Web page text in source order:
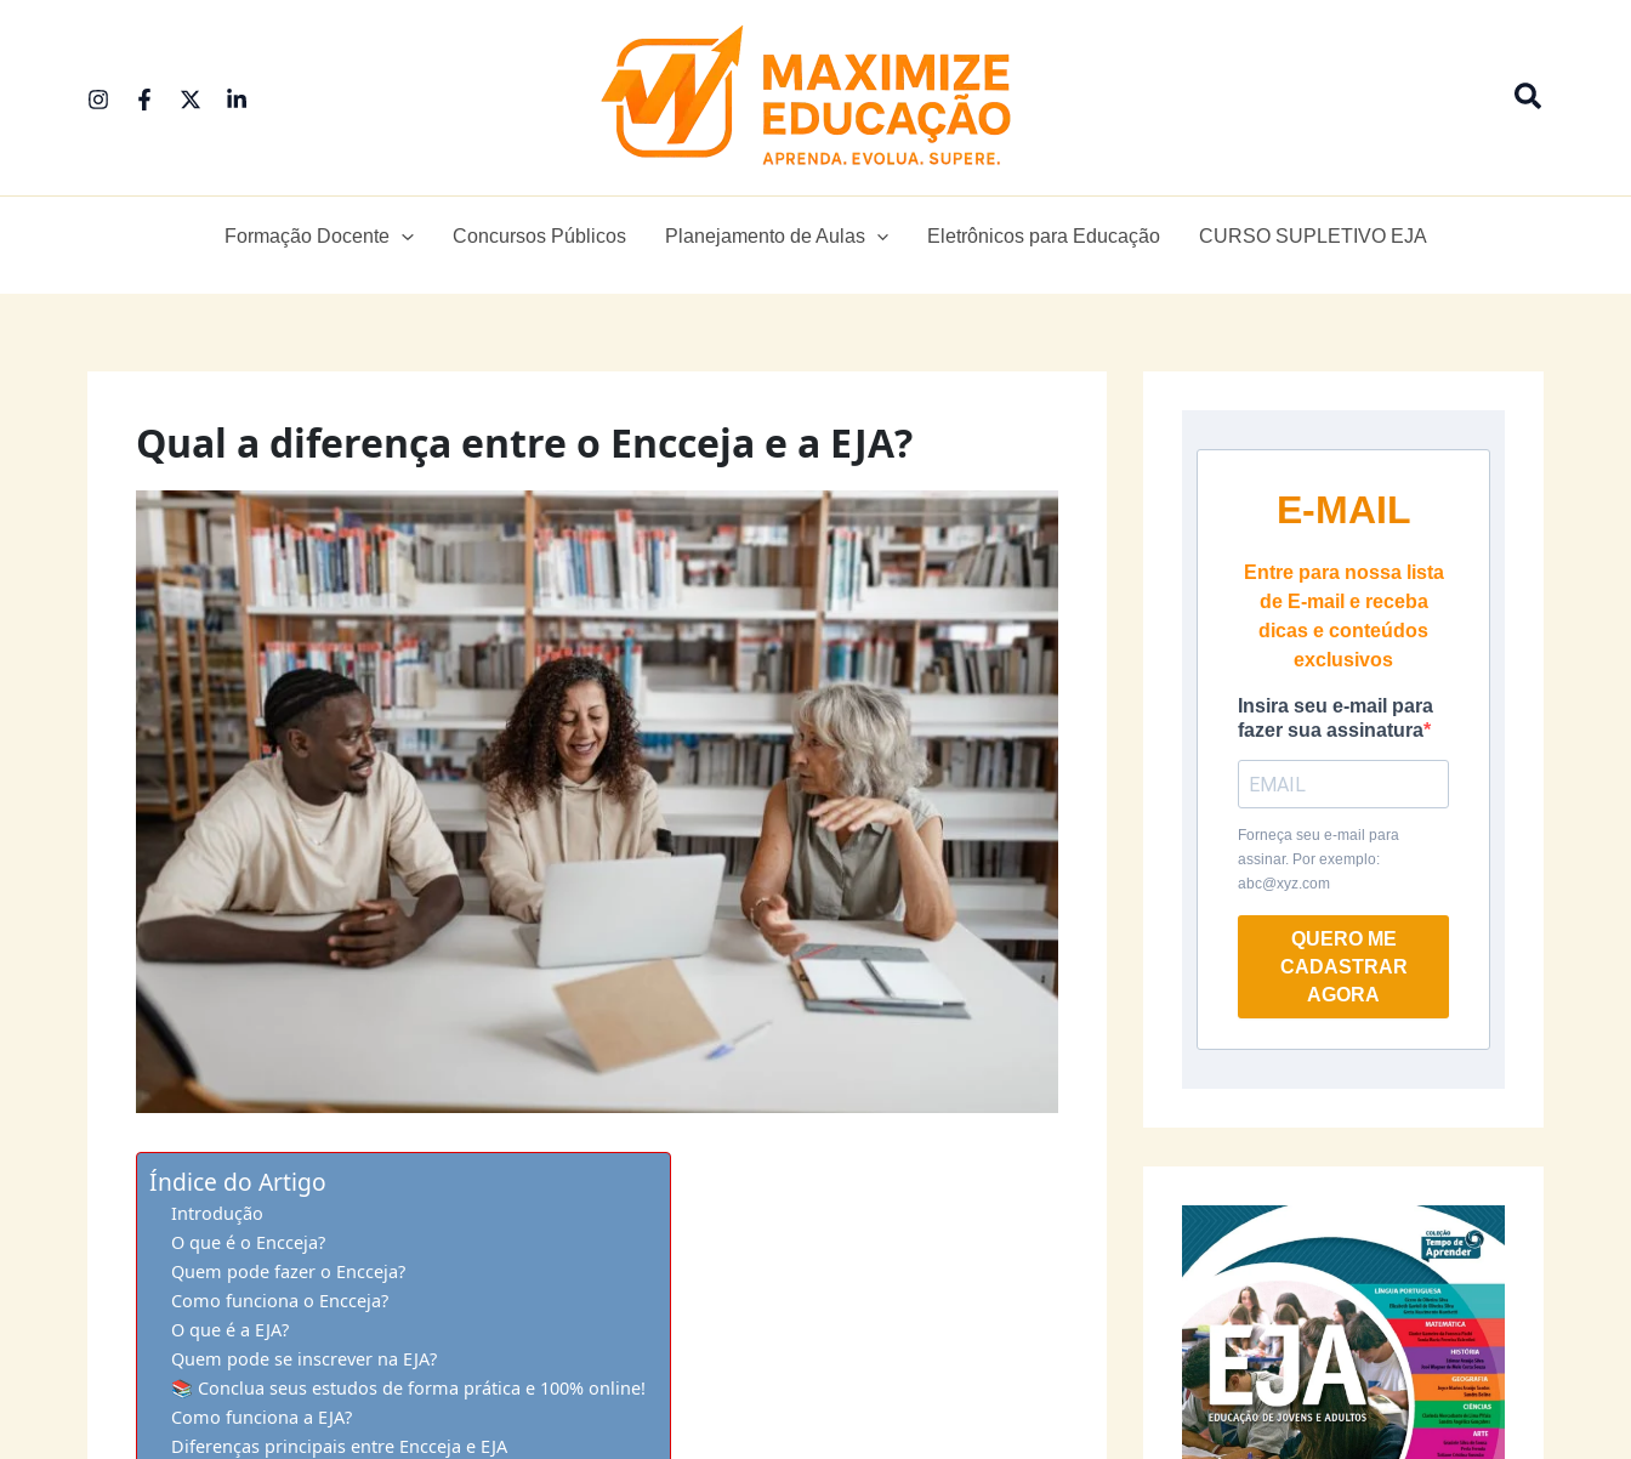
Formação Docente Concursos Públicos Planejamento de Aulas Eletrônicos para Educação CURSO SUPLETIVO EJA
Qual a diferença entre o Encceja e a EJA?
Índice do Artigo
Introdução
O que é o Encceja?
Quem pode fazer o Encceja?
Como funciona o Encceja?
O que é a EJA?
Quem pode se inscrever na EJA?
📚 Conclua seus estudos de forma prática e 100% online!
Como funciona a EJA?
Diferenças principais entre Encceja e EJA
E-MAIL
Entre para nossa lista
de E-mail e receba
dicas e conteúdos
exclusivos
Insira seu e-mail para
fazer sua assinatura
Forneça seu e-mail para
assinar. Por exemplo:
abc@xyz.com
QUERO ME
CADASTRAR
AGORA